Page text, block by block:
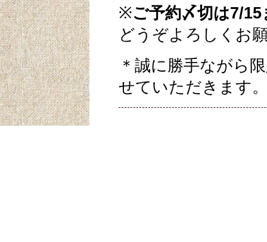
※ご予約〆切は7/
どうぞよろしくお
＊誠に勝手ながら
せていただきます